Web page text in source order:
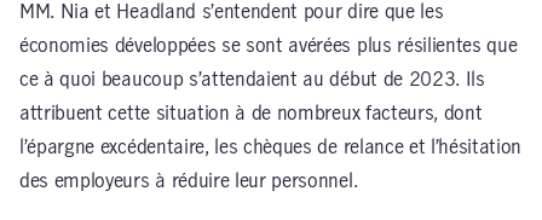
MM. Nia et Headland s’entendent pour dire que les
économies développées se sont avérées plus résilientes que
ce à quoi beaucoup s’attendaient au début de 2023. Ils
attribuent cette situation à de nombreux facteurs, dont
l’épargne excédentaire, les chèques de relance et l’hésitation
des employeurs à réduire leur personnel.